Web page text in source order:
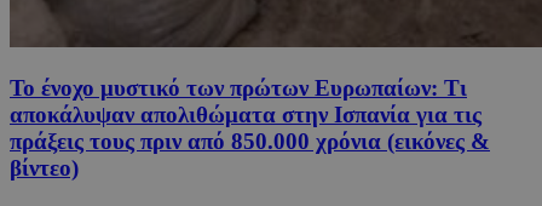
Το ένοχο μυστικό των πρώτων Ευρωπαίων: Τι
αποκάλυψαν απολιθώματα στην Ισπανία για τις
πράξεις τους πριν από 850.000 χρόνια (εικόνες &
βίντεο)